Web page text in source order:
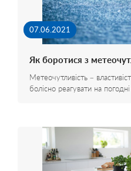
07.06.2021
Як боротися з
Метеочутливість –
болісно реагувати на погодні